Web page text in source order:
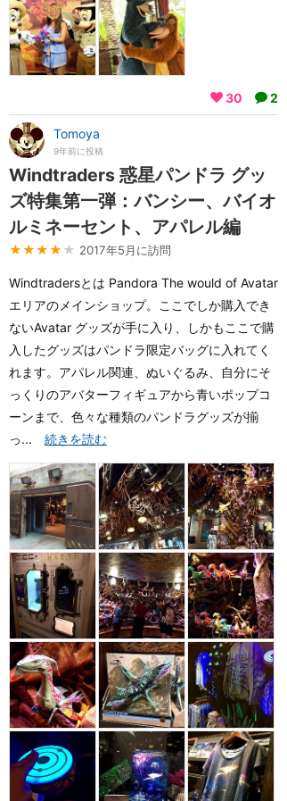
30 2
Tomoya
9年前に投稿
Windtraders 惑星パンドラ グッ
ズ特集第一弾：バンシー、バイオ
ルミネーセント、アパレル編
★★★★ ★ 2017年5月に訪問
Windtradersとは Pandora The would of Avatar
エリアのメインショップ。ここでしか購入でき
ないAvatar グッズが手に入り、しかもここで購
入したグッズはパンドラ限定バッグに入れてく
れます。アパレル関連、ぬいぐるみ、自分にそ
っくりのアバターフィギュアから青いポップコ
ーンまで、色々な種類のパンドラグッズが揃
っ... 続きを読む